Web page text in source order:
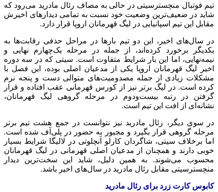
تیم فوتبال منچسترسیتی در حالی به مصاف رئال مادرید می‌رود که
شاید در ضعیف‌ترین وضعیت خود نسبت به تمامی دیدارهای اخیرش
مقابل این تیم اسپانیایی در لیگ قهرمانان اروپا قرار دارد.
در سال‌های اخیر، این دو تیم بارها در مراحل حذفی رقابت‌ها به
یکدیگر برخورد کرده‌اند، از جمله در مرحله یک‌چهارم نهایی و
نیمه‌نهایی، اما این بار شرایط متفاوت است. سیتی که در سه دوره
اخیر لیگ قهرمانان اروپا یکی از مدعیان اصلی بوده، این فصل با
مشکلات زیادی از جمله مصدومیت‌های متوالی دست و پنجه نرم
کرده است. در لیگ برتر نیز از کورس قهرمانی عقب افتاده و قرار
گرفتن در رتبه بیست‌ودوم در مرحله گروهی لیگ قهرمانان،
نشانه‌ای از افت این تیم است.
در سوی دیگر، رئال مادرید نیز نتوانست در جمع هشت تیم برتر
مرحله گروهی قرار بگیرد و مجبور به حضور در پلی‌آف شده است.
اما برخلاف سیتی، شاگردان کارلو آنچلوتی در لالیگا شرایط بسیار
خوبی دارند و همچنان از مدعیان اصلی قهرمانی در لیگ قهرمانان
محسوب می‌شوند. به همین دلیل، شاید این سخت‌ترین دیدار
منچسترسیتی مقابل رئال مادرید در سال‌های اخیر باشد.
کابوس کارت زرد برای رئال مادرید